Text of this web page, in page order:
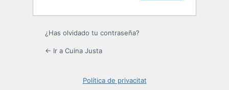
¿Has olvidado tu contraseña?
← Ir a Cuina Justa
Política de privacitat